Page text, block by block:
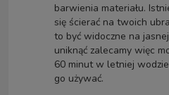
barwienia materiału.
się ścierać na twoich
to być widoczne na
uniknąć zalecamy więc
60 minut w letniej
go używać.